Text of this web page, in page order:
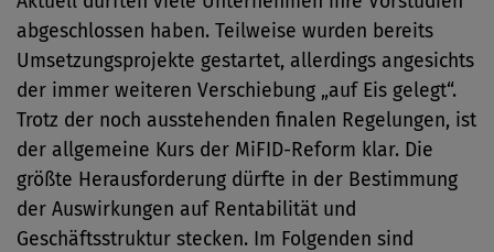
abgeschlossen haben. Teilweise wurden bereits
Umsetzungsprojekte gestartet, allerdings angesichts
der immer weiteren Verschiebung „auf Eis gelegt“.
Trotz der noch ausstehenden finalen Regelungen, ist
der allgemeine Kurs der MiFID-Reform klar. Die
größte Herausforderung dürfte in der Bestimmung
der Auswirkungen auf Rentabilität und
Geschäftsstruktur stecken. Im Folgenden sind